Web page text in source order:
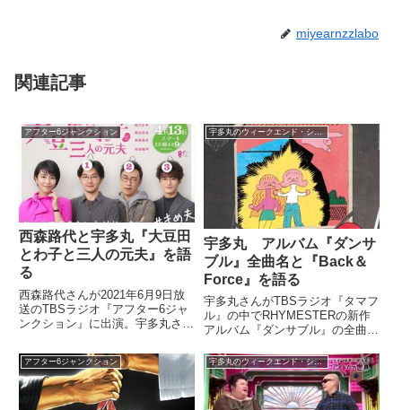
miyearnzzlabo
関連記事
アフター6ジャンクション
西森路代と宇多丸『大豆田
とわ子と三人の元夫』を語
る
西森路代さんが2021年6月9日放
送のTBSラジオ『アフター6ジャ
ンクション』に出演。宇多丸さん
元夫』について話していました。
宇多丸 アルバム『ダンサ
ブル』全曲名と『Back＆
Force』を語る
宇多丸さんがTBSラジオ『タマフ
ル』の中でRHYMESTERの新作
アルバム『ダンサブル』の全曲と
ALI-KICKプロデュース曲『Back
＆Force』について話していまし
た。【ライムスター11th. アルバ
ム『...
アフター6ジャンクション 宇多丸のウィークエンド・シャッフル